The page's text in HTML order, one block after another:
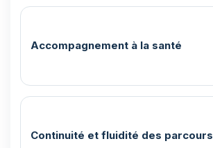
Accompagnement à la santé
Continuité et fluidité des parcours